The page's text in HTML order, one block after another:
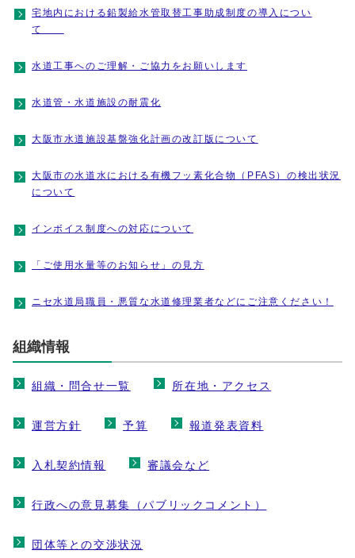
宅地内における鉛製給水管取替工事助成制度の導入につい
て
水道工事へのご理解・ご協力をお願いします
水道管・水道施設の耐震化
大阪市水道施設基盤強化計画の改訂版について
大阪市の水道水における有機フッ素化合物（PFAS）の検出状況
について
インボイス制度への対応について
「ご使用水量等のお知らせ」の見方
ニセ水道局職員・悪質な水道修理業者などにご注意ください！
組織情報
組織・問合せ一覧 所在地・アクセス
運営方針 予算 報道発表資料
入札契約情報 審議会など
行政への意見募集（パブリックコメント）
団体等との交渉状況